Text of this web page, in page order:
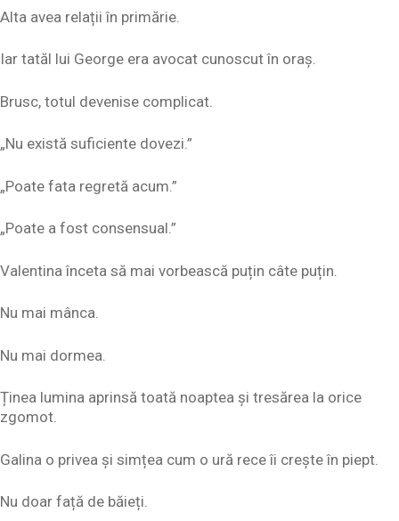
Alta avea relații în primărie.
Iar tatăl lui George era avocat cunoscut în oraș.
Brusc, totul devenise complicat.
„Nu există suficiente dovezi.”
„Poate fata regretă acum.”
„Poate a fost consensual.”
Valentina înceta să mai vorbească puțin câte puțin.
Nu mai mânca.
Nu mai dormea.
Ținea lumina aprinsă toată noaptea și tresărea la orice
zgomot.
Galina o privea și simțea cum o ură rece îi crește în piept.
Nu doar față de băieți.